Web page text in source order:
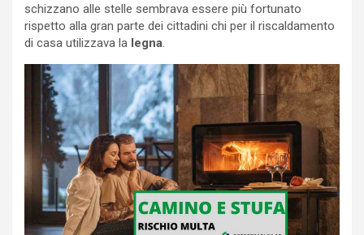
schizzano alle stelle sembrava essere più fortunato
rispetto alla gran parte dei cittadini chi per il riscaldamento
di casa utilizzava la legna.